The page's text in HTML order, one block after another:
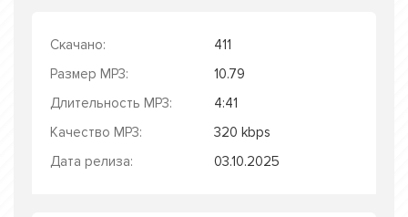
Скачано:
411
Размер MP3:
10.79
Длительность MP3:
4:41
Качество MP3:
320 kbps
Дата релиза:
03.10.2025